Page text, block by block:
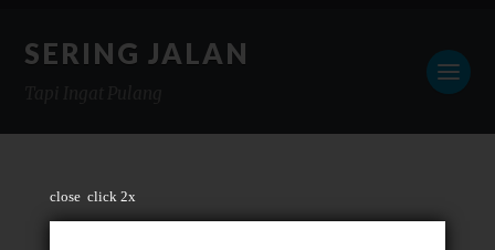
close click 2x
SERING JALAN